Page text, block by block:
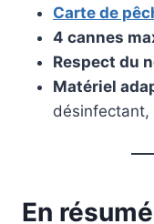
Carte de
4 cannes
Respect du
Matériel
désinfectant,
En résumé